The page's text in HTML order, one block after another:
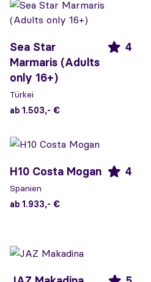
Sea Star
Marmaris (Adults
only 16+)
4
Türkei
ab 1.503,- €
H10 Costa Mogan 4
Spanien
ab 1.933,- €